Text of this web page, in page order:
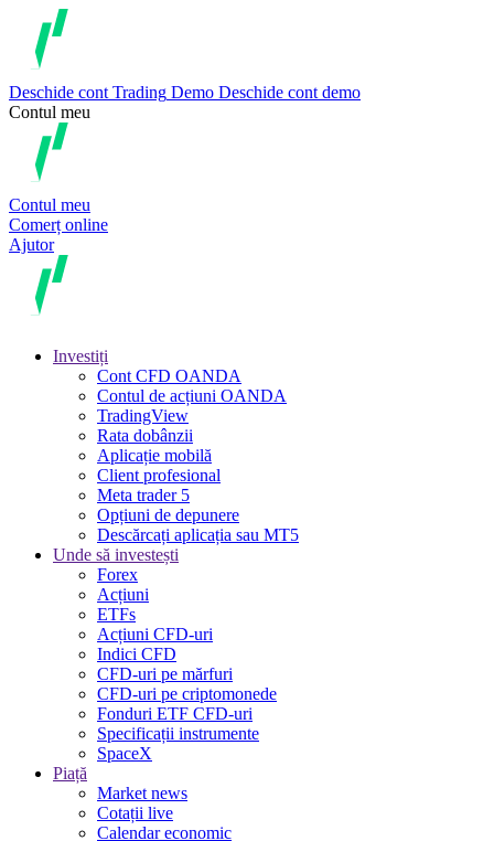
Deschide cont Trading Demo Deschide cont demo
Contul meu
Contul meu
Comerț online
Ajutor
Investiți
Cont CFD OANDA
Contul de acțiuni OANDA
TradingView
Rata dobânzii
Aplicație mobilă
Client profesional
Meta trader 5
Opțiuni de depunere
Descărcați aplicația sau MT5
Unde să investești
Forex
Acțiuni
ETFs
Acțiuni CFD-uri
Indici CFD
CFD-uri pe mărfuri
CFD-uri pe criptomonede
Fonduri ETF CFD-uri
Specificații instrumente
SpaceX
Piață
Market news
Cotații live
Calendar economic